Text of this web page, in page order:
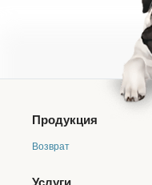
связаться, заказ
При оформлении
предоставляется
(наличными
заказа, либо
Смена
позднее, чем за
В ином случае,
Если курьер в
Продукция
Возврат
Услуги